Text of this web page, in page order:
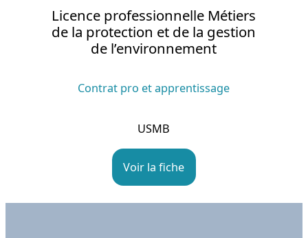
Licence professionnelle Métiers
de la protection et de la gestion
de l’environnement
Contrat pro et apprentissage
USMB
Voir la fiche